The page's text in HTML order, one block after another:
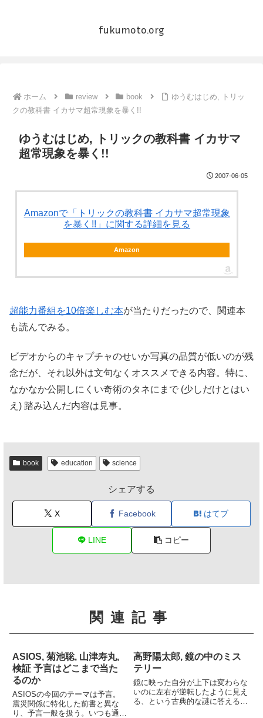
fukumoto.org
ホーム review book
ゆうむはじめ, トリッ
クの教科書 イカサマ超常現象を暴く!!
ゆうむはじめ, トリックの教科書 イカサマ
超常現象を暴く!!
2007-06-05
Amazonで「トリックの教科書 イカサマ超常現象
を暴く!!」に関する詳細を見る
Amazon
超能力番組を10倍楽しむ本が当たりだったので、関連本
も読んでみる。
ビデオからのキャプチャのせいか写真の品質が低いのが残
念だが、それ以外は文句なくオススメできる内容。特に、
なかなか公開しにくい奇術のタネにまで (少しだけとはい
え) 踏み込んだ内容は見事。
book education science
シェアする
X Facebook はてブ
LINE コピー
関連記事
ASIOS, 菊池聡, 山津寿丸,
検証 予言はどこまで当た
るのか
ASIOSの今回のテーマは予言。
震災関係に特化した前書と異な
り、予言一般を扱う。いつも通り
高野陽太郎, 鏡の中のミス
テリー
鏡に映った自分が上下は変わらな
いのに左右が逆転したように見え
る、という古典的な謎に答える